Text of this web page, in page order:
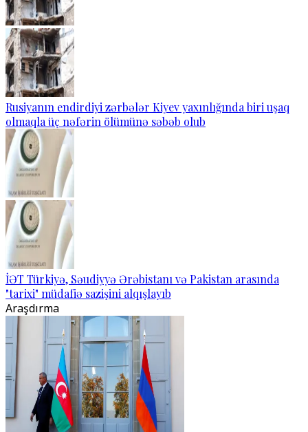
Rusiyanın endirdiyi zərbələr Kiyev yaxınlığında biri uşaq
olmaqla üç nəfərin ölümünə səbəb olub
İƏT Türkiyə, Səudiyyə Ərəbistanı və Pakistan arasında
"tarixi" müdafiə sazişini alqışlayıb
Araşdırma